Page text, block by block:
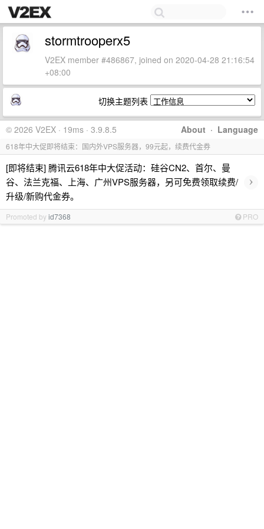
stormtrooperx5
V2EX member #486867, joined on 2020-04-28 21:16:54
+08:00
切换主题列表
About · Language
© 2026 V2EX · 19ms · 3.9.8.5
618年中大促即将结束：国内外VPS服务器，99元起，续费代金券
[即将结束] 腾讯云618年中大促活动：硅谷CN2、首尔、曼
谷、法兰克福、上海、广州VPS服务器，另可免费领取续费/
升级/新购代金券。
›
Promoted byid7368 PRO